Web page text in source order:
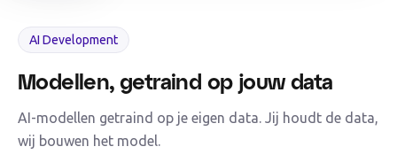
AI Development
Modellen, getraind op jouw data
AI-modellen getraind op je eigen data. Jij houdt de data,
wij bouwen het model.